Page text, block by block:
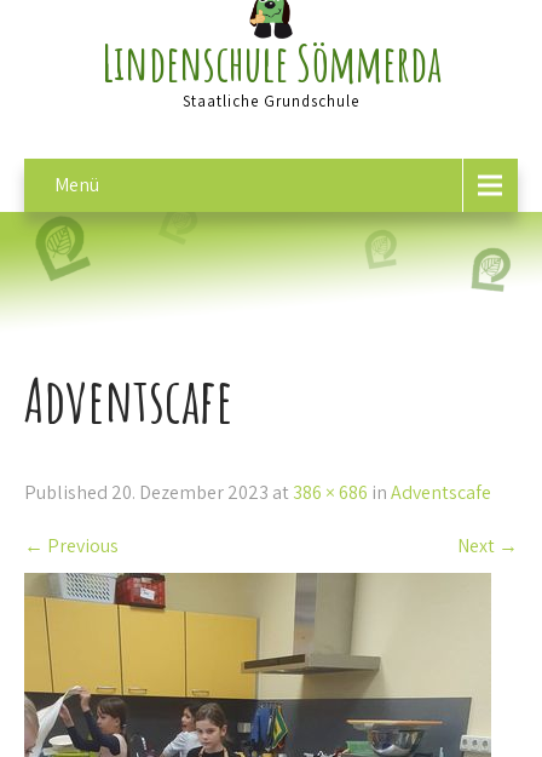
Lindenschule Sömmerda
Staatliche Grundschule
Menü
Adventscafe
Published 20. Dezember 2023 at 386 × 686 inAdventscafe
← Previous Next →